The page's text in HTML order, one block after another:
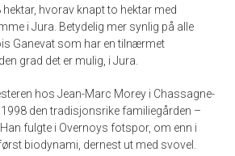
hektar, hvorav knapt to hektar med
i Jura. Betydelig mer synlig på alle
Ganevat som har en tilnærmet
grad det er mulig, i Jura.
hos Jean-Marc Morey i Chassagne-
den tradisjonsrike familiegården –
fulgte i Overnoys fotspor, om enn i
biodynami, dernest ut med svovel.